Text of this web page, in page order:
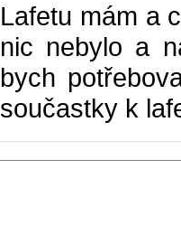
Lafetu mám a
nic nebylo a
bych
součastky k